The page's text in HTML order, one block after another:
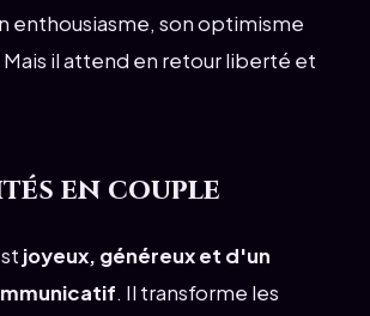
enthousiasme, son optimisme
il attend en retour liberté et
en couple
joyeux, généreux et d'un
. Il transforme les